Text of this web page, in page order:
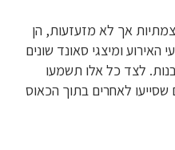
אך לא מזעזעות, הן
ומיצגי סאונד שונים
לצד כל אלו תשמעו
שסייעו לאחרים בתוך הכאוס